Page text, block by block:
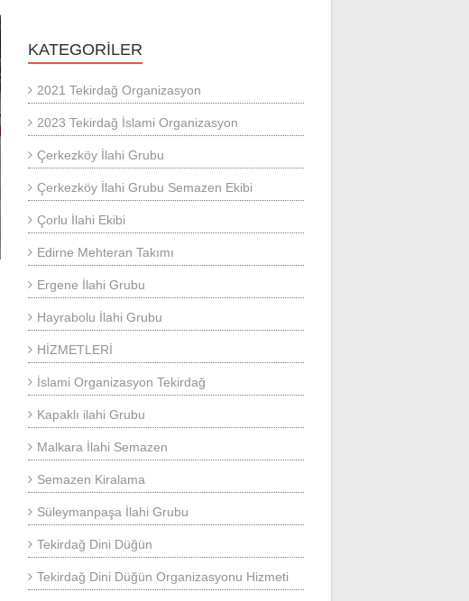
KATEGORILER
2021 Tekirdağ Organizasyon
2023 Tekirdağ İslami Organizasyon
Çerkezköy İlahi Grubu
Çerkezköy İlahi Grubu Semazen Ekibi
Çorlu İlahi Ekibi
Edirne Mehteran Takımı
Ergene İlahi Grubu
Hayrabolu İlahi Grubu
HİZMETLERİ
İslami Organizasyon Tekirdağ
Kapaklı ilahi Grubu
Malkara İlahi Semazen
Semazen Kiralama
Süleymanpaşa İlahi Grubu
Tekirdağ Dini Düğün
Tekirdağ Dini Düğün Organizasyonu Hizmeti